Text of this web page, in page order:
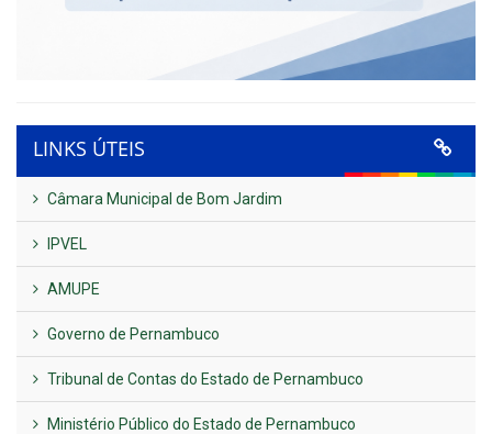
LINKS ÚTEIS
Câmara Municipal de Bom Jardim
IPVEL
AMUPE
Governo de Pernambuco
Tribunal de Contas do Estado de Pernambuco
Ministério Público do Estado de Pernambuco